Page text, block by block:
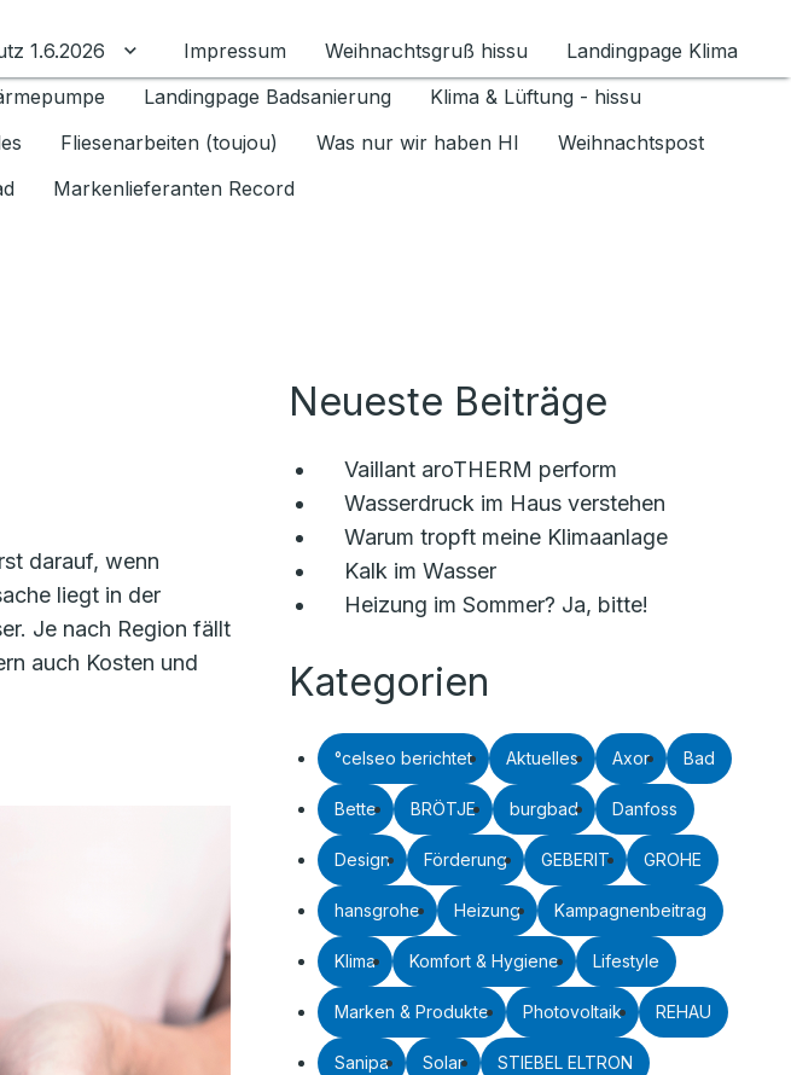
umschalten
1.6.2026 Untermenü für Datenschutz 1.6.2026 umschalten
Impressum Weihnachtsgruß hissu
Landingpage Klima
Landingpage Badsanierung
Klima & Lüftung - hissu
Fliesenarbeiten (toujou) Was nur wir haben HI
Weihnachtspost
Markenlieferanten Record
darauf, wenn
liegt in der
Je nach Region fällt
auch Kosten und
Neueste Beiträge
Vaillant aroTHERM perform
Wasserdruck im Haus verstehen
Warum tropft meine Klimaanlage
Kalk im Wasser
Heizung im Sommer? Ja, bitte!
Kategorien
°celseo berichtet Aktuelles Axor Bad
Bette BRÖTJE burgbad Danfoss
Design Förderung GEBERIT GROHE
hansgrohe Heizung Kampagnenbeitrag
Klima Komfort & Hygiene Lifestyle
Marken & Produkte Photovoltaik REHAU
Sanipa Solar STIEBEL ELTRON